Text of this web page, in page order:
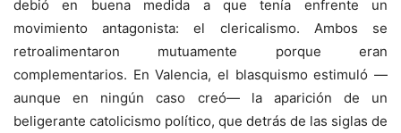
debió en buena medida a que tenía enfrente un
movimiento antagonista: el clericalismo. Ambos se
retroalimentaron mutuamente porque eran
complementarios. En Valencia, el blasquismo estimuló —
aunque en ningún caso creó— la aparición de un
beligerante catolicismo político, que detrás de las siglas de